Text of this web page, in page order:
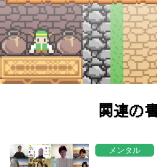
関連の
メンタル